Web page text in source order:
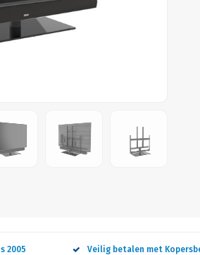
2005 Veilig betalen met